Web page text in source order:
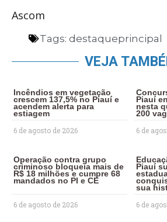
Ascom
Tags: destaqueprincipal
VEJA
Incêndios em vegetação
crescem 137,5% no Piauí e
acendem alerta para
estiagem
6 de agosto de 2026
Piauí
nesta
200
6 de
Operação contra grupo
criminoso bloqueia mais de
R$ 18 milhões e cumpre 68
mandados no PI e CE
6 de agosto de 2026
Piauí
sua
6 de